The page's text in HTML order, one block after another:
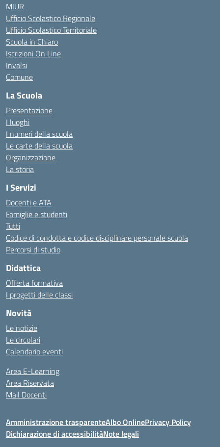
MIUR
Ufficio Scolastico Regionale
Ufficio Scolastico Territoriale
Scuola in Chiaro
Iscrizioni On Line
Invalsi
Comune
La Scuola
Presentazione
I luoghi
I numeri della scuola
Le carte della scuola
Organizzazione
La storia
I Servizi
Docenti e ATA
Famiglie e studenti
Tutti
Codice di condotta e codice disciplinare personale scuola
Percorsi di studio
Didattica
Offerta formativa
I progetti delle classi
Novità
Le notizie
Le circolari
Calendario eventi
Area E-Learning
Area Riservata
Mail Docenti
Amministrazione trasparenteAlbo OnlinePrivacy Policy
Dichiarazione di accessibilitàNote legali